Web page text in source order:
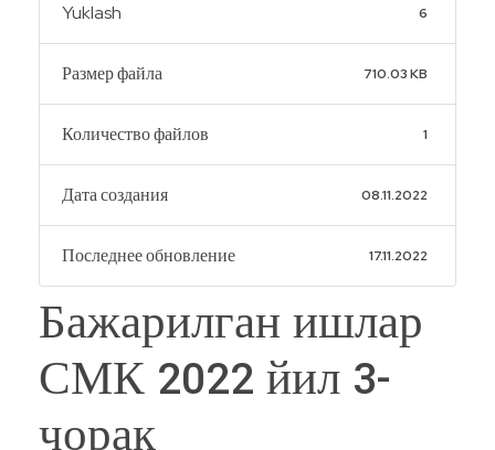
Yuklash 6
Размер файла 710.03 KB
Количество файлов 1
Дата создания 08.11.2022
Последнее обновление 17.11.2022
Бажарилган ишлар
СМК 2022 йил 3-
чорак